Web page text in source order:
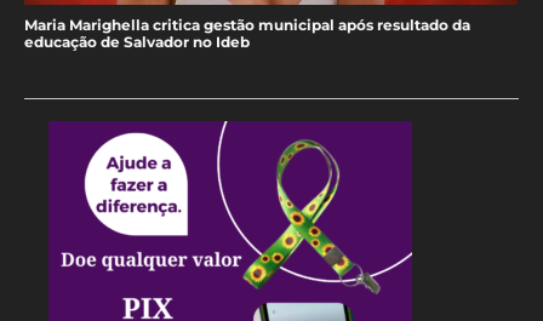
Maria Marighella critica gestão municipal após resultado da
educação de Salvador no Ideb